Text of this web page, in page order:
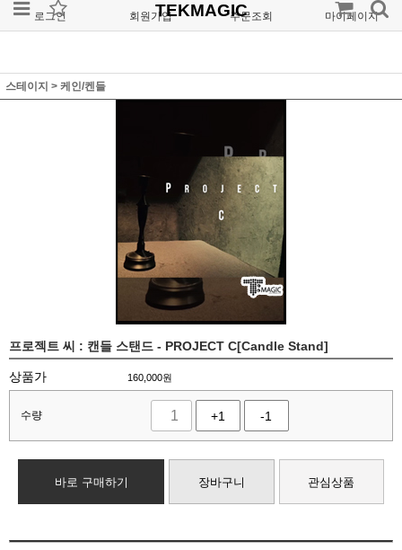
로그인 회원가입 주문조회 마이페이지
TEKMAGIC
스테이지 > 케인/켄들
프로젝트 씨 : 캔들 스탠드 - PROJECT C[Candle Stand]
상품가 160,000원
수량 +1 -1
바로 구매하기 장바구니 관심상품